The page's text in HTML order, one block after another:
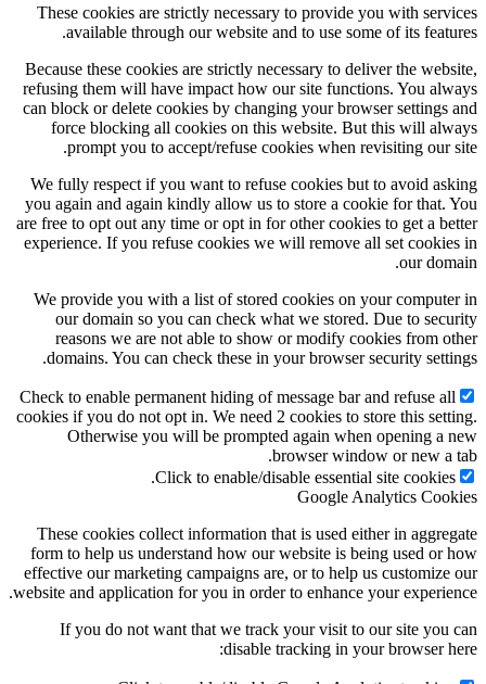
These cookies are strictly necessary to provide you with services
available through our website and to use some of its features.
Because these cookies are strictly necessary to deliver the website,
refusing them will have impact how our site functions. You always
can block or delete cookies by changing your browser settings and
force blocking all cookies on this website. But this will always
prompt you to accept/refuse cookies when revisiting our site.
We fully respect if you want to refuse cookies but to avoid asking
you again and again kindly allow us to store a cookie for that. You
are free to opt out any time or opt in for other cookies to get a better
experience. If you refuse cookies we will remove all set cookies in
our domain.
We provide you with a list of stored cookies on your computer in
our domain so you can check what we stored. Due to security
reasons we are not able to show or modify cookies from other
domains. You can check these in your browser security settings.
Check to enable permanent hiding of message bar and refuse all
cookies if you do not opt in. We need 2 cookies to store this setting.
Otherwise you will be prompted again when opening a new
browser window or new a tab.
Click to enable/disable essential site cookies.
Google Analytics Cookies
These cookies collect information that is used either in aggregate
form to help us understand how our website is being used or how
effective our marketing campaigns are, or to help us customize our
website and application for you in order to enhance your experience.
If you do not want that we track your visit to our site you can
disable tracking in your browser here: